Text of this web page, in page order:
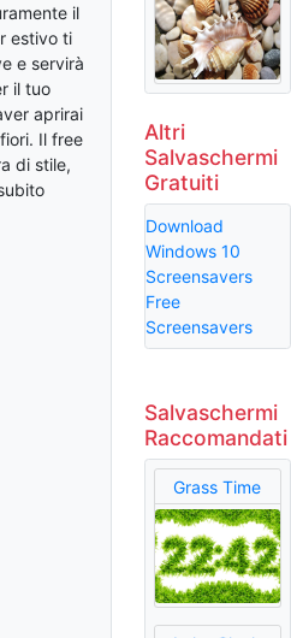
il
estivo ti
e servirà
il tuo
aprirai
Il free
di stile,
Altri
Salvaschermi
Gratuiti
Download
Windows 10
Screensavers
Free
Screensavers
Salvaschermi
Raccomandati
Grass Time